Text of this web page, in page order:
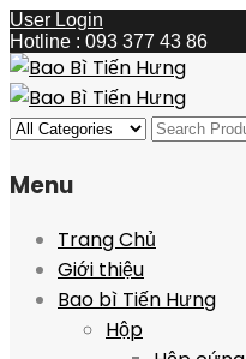
User Login
Hotline : 093 377 43 86
Menu
Trang Chủ
Giới thiệu
Bao bì Tiến Hưng
Hộp